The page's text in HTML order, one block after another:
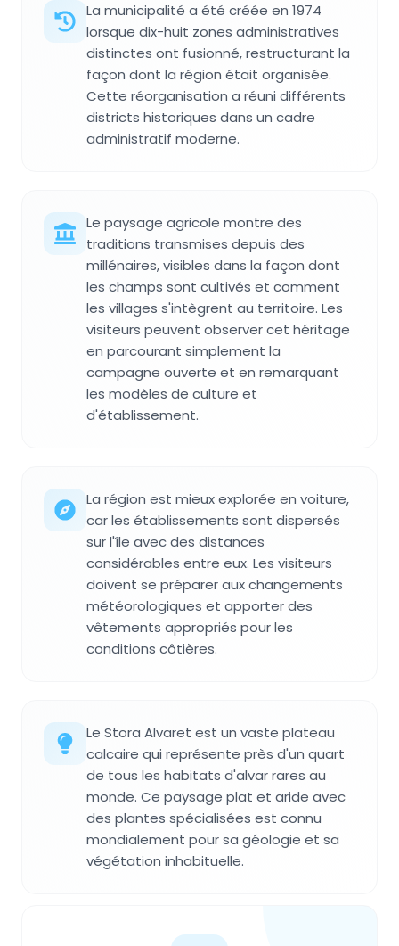
La municipalité a été créée en 1974
lorsque dix-huit zones administratives
distinctes ont fusionné, restructurant la
façon dont la région était organisée.
Cette réorganisation a réuni différents
districts historiques dans un cadre
administratif moderne.
Le paysage agricole montre des
traditions transmises depuis des
millénaires, visibles dans la façon dont
les champs sont cultivés et comment
les villages s'intègrent au territoire. Les
visiteurs peuvent observer cet héritage
en parcourant simplement la
campagne ouverte et en remarquant
les modèles de culture et
d'établissement.
La région est mieux explorée en voiture,
car les établissements sont dispersés
sur l'île avec des distances
considérables entre eux. Les visiteurs
doivent se préparer aux changements
météorologiques et apporter des
vêtements appropriés pour les
conditions côtières.
Le Stora Alvaret est un vaste plateau
calcaire qui représente près d'un quart
de tous les habitats d'alvar rares au
monde. Ce paysage plat et aride avec
des plantes spécialisées est connu
mondialement pour sa géologie et sa
végétation inhabituelle.